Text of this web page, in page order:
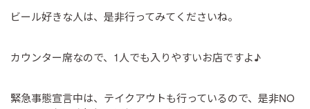
ビール好きな人は、是非行ってみてくださいね。
カウンター席なので、1人でも入りやすいお店ですよ♪
緊急事態宣言中は、テイクアウトも行っているので、是非NO